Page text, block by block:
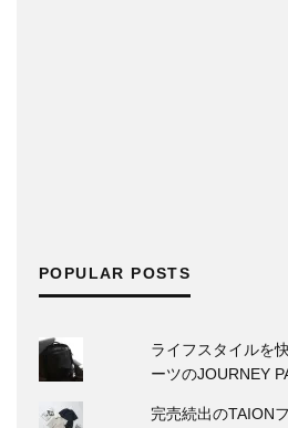
POPULAR POSTS
ライフスタイルを
ーツのJOURNEY
完売続出のTAION